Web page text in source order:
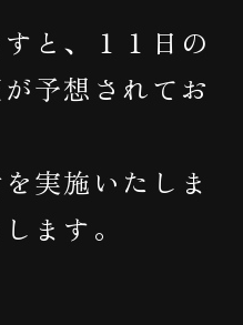
と、１１日の
予想されてお
実施いたしま
ます。